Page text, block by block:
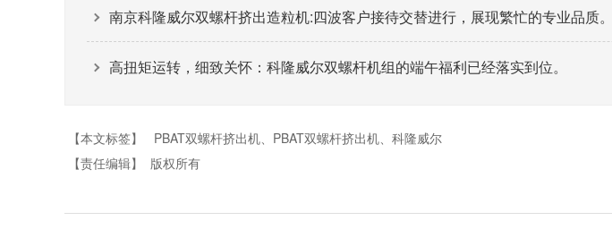
南京科隆威尔双螺杆挤出造粒机:四波客户接待交替进行，展现繁忙的专业品质。
高扭矩运转，细致关怀：科隆威尔双螺杆机组的端午福利已经落实到位。
【本文标签】
PBAT双螺杆挤出机、PBAT双螺杆挤出机、科隆威尔
【责任编辑】
版权所有